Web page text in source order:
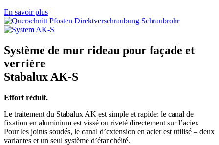
En savoir plus
Système de mur rideau pour façade et
verrière
Stabalux AK-S
Effort réduit.
Le traitement du Stabalux AK est simple et rapide: le canal de
fixation en aluminium est vissé ou riveté directement sur l’acier.
Pour les joints soudés, le canal d’extension en acier est utilisé – deux
variantes et un seul système d’étanchéité.